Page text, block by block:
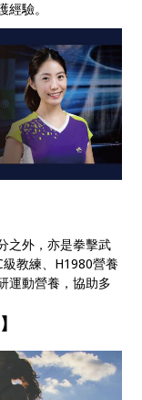
經驗。
之外，亦是拳擊武
教練、H1980營養
運動營養，協助多